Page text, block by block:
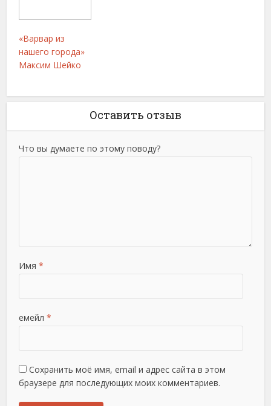
«Варвар из
нашего города»
Максим Шейко
Оставить отзыв
Что вы думаете по этому поводу?
Имя *
емейл *
Сохранить моё имя, email и адрес сайта в этом
браузере для последующих моих комментариев.